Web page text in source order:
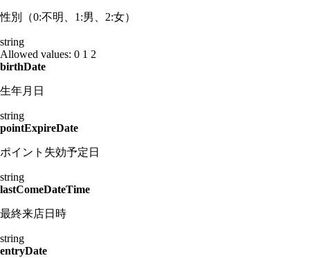
性別（0:不明、1:男、2:女）
string
Allowed values: 0 1 2
birthDate
生年月日
string
pointExpireDate
ポイント失効予定日
string
lastComeDateTime
最終来店日時
string
entryDate